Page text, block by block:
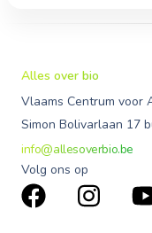
Alles over bio
Vlaams Centrum voor
Simon Bolivarlaan 17
info@allesoverbio.be
Volg ons op